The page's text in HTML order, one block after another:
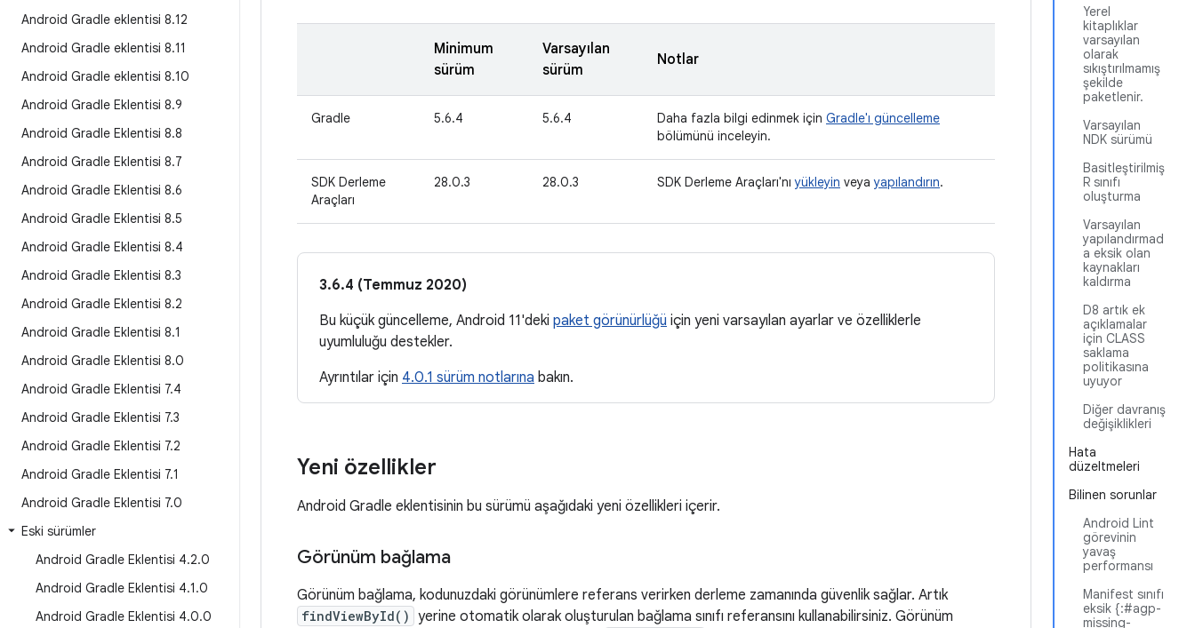
Android Gradle eklentisi 8.12
Android Gradle eklentisi 8.11
Android Gradle eklentisi 8.10
Android Gradle Eklentisi 8.9
Android Gradle Eklentisi 8.8
Android Gradle Eklentisi 8.7
Android Gradle Eklentisi 8.6
Android Gradle Eklentisi 8.5
Android Gradle Eklentisi 8.4
Android Gradle Eklentisi 8.3
Android Gradle Eklentisi 8.2
Android Gradle Eklentisi 8.1
Android Gradle Eklentisi 8.0
Android Gradle Eklentisi 7.4
Android Gradle Eklentisi 7.3
Android Gradle Eklentisi 7.2
Android Gradle Eklentisi 7.1
Android Gradle Eklentisi 7.0
Eski sürümler
Android Gradle Eklentisi 4.2.0
Android Gradle Eklentisi 4.1.0
Android Gradle Eklentisi 4.0.0
Yerel
kitaplıklar
varsayılan
olarak
sıkıştırılmamış
şekilde
paketlenir.
Varsayılan
NDK sürümü
Basitleştirilmiş
R sınıfı
oluşturma
Varsayılan
yapılandırmad
a eksik olan
kaynakları
kaldırma
D8 artık ek
açıklamalar
için CLASS
saklama
politikasına
uyuyor
Diğer davranış
değişiklikleri
Hata
düzeltmeleri
Bilinen sorunlar
Android Lint
görevinin
yavaş
performansı
Manifest sınıfı
eksik {:#agp-
missing-
Minimum
sürüm
Varsayılan
sürüm
Notlar
Gradle 5.6.4 5.6.4 Daha fazla bilgi edinmek için Gradle'ı güncelleme
bölümünü inceleyin.
SDK Derleme
Araçları
28.0.3 28.0.3 SDK Derleme Araçları'nıyükleyin veyayapılandırın.
3.6.4 (Temmuz 2020)
Bu küçük güncelleme, Android 11'deki paket görünürlüğü için yeni varsayılan ayarlar ve özelliklerle
uyumluluğu destekler.
Ayrıntılar için 4.0.1 sürüm notlarına bakın.
Yeni özellikler
Android Gradle eklentisinin bu sürümü aşağıdaki yeni özellikleri içerir.
Görünüm bağlama
Görünüm bağlama, kodunuzdaki görünümlere referans verirken derleme zamanında güvenlik sağlar. Artık
findViewById() yerine otomatik olarak oluşturulan bağlama sınıfı referansını kullanabilirsiniz. Görünüm